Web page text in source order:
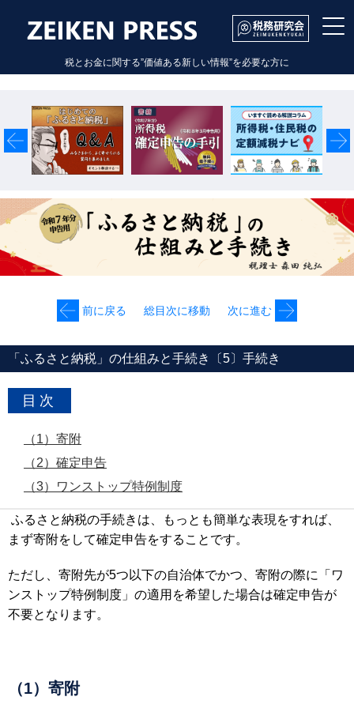
税とお金に関する”価値ある新しい情報”を必要な方に
Previous Next
前に戻る 総目次に移動 次に進む
「ふるさと納税」の仕組みと手続き〔5〕手続き
目次
（1）寄附
（2）確定申告
（3）ワンストップ特例制度
ふるさと納税の手続きは、もっとも簡単な表現をすれば、
まず寄附をして確定申告をすることです。
ただし、寄附先が5つ以下の自治体でかつ、寄附の際に「ワ
ンストップ特例制度」の適用を希望した場合は確定申告が
不要となります。
（1）寄附